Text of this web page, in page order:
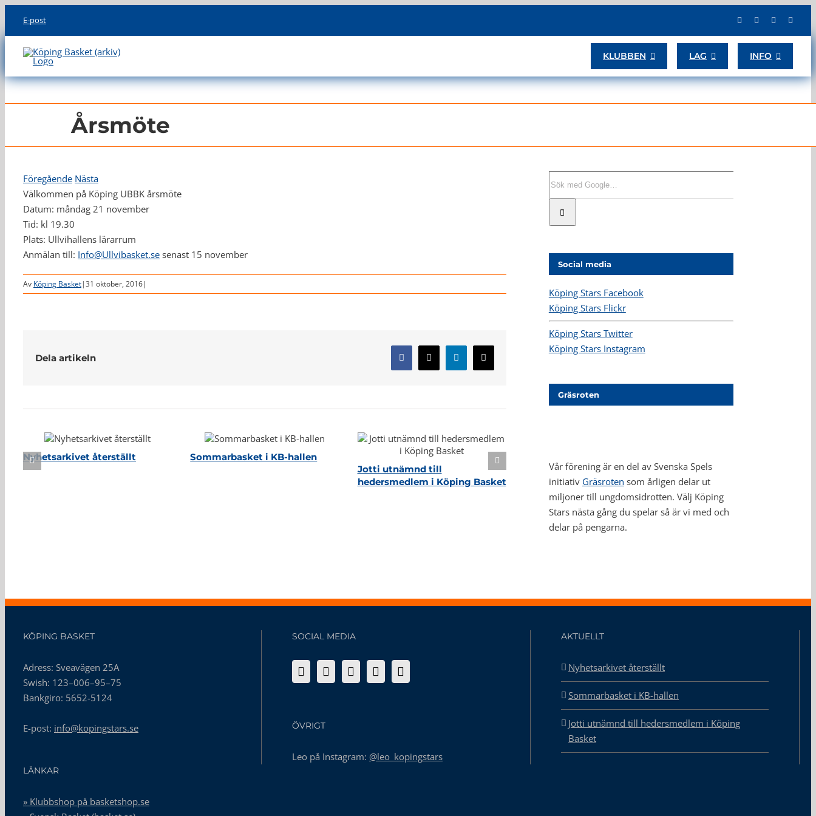
content
E-post
KLUBBEN LAG INFO
Årsmöte
Föregående Nästa
Välkommen på Köping UBBK årsmöte
Datum: måndag 21 november
Tid: kl 19.30
Plats: Ullvihallens lärarrum
Anmälan till: Info@Ullvibasket.se senast 15 november
Av Köping Basket|31 oktober, 2016|
Dela artikeln Facebook
X LinkedIn
E-
post
Nyhetsarkivet återställt
Sommarbasket i KB-hallen
Jotti utnämnd till
hedersmedlem i Köping Basket
Social media
Köping Stars Facebook
Köping Stars Flickr
Köping Stars Twitter
Köping Stars Instagram
Gräsroten
Vår förening är en del av Svenska Spels
initiativ Gräsroten som årligen delar ut
miljoner till ungdomsidrotten. Välj Köping
Stars nästa gång du spelar så är vi med och
delar på pengarna.
KÖPING BASKET
Adress: Sveavägen 25A
Swish: 123–006–95–75
Bankgiro: 5652-5124
E-post: info@kopingstars.se
SOCIAL MEDIA
ÖVRIGT
Leo på Instagram: @leo_kopingstars
AKTUELLT
Nyhetsarkivet återställt
Sommarbasket i KB-hallen
Jotti utnämnd till hedersmedlem i Köping
Basket
LÄNKAR
» Klubbshop på basketshop.se